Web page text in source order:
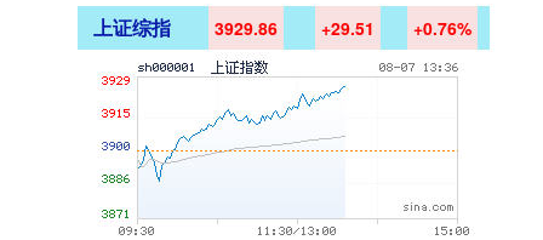
上证综指 3929.86 +29.51 +0.76%